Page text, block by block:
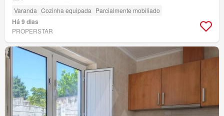
Varanda Cozinha equipada Parcialmente mobiliado
Há 9 dias
PROPERSTAR